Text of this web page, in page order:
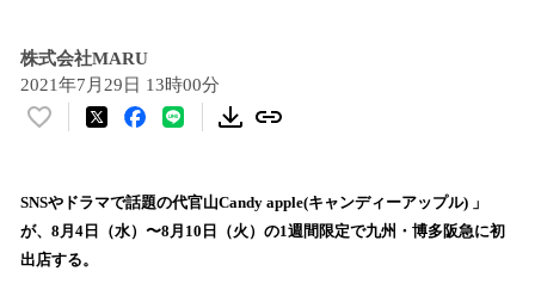
株式会社MARU
2021年7月29日 13時00分
い
！
数
を
SNSやドラマで話題の代官山Candy apple(キャンディーアップル) 」
が、8月4日（水）〜8月10日（火）の1週間限定で九州・博多阪急に初
出店する。